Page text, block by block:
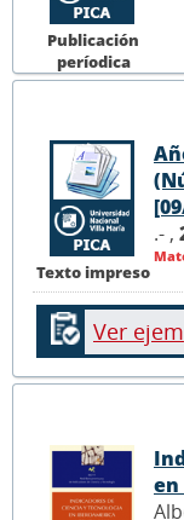
Publicación
períodica
Texto impreso
.- ,
Ver
en